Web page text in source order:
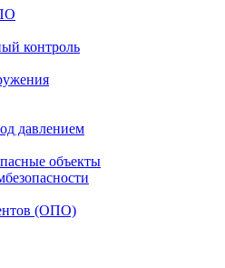
контроль
давлением
объекты
(ОПО)